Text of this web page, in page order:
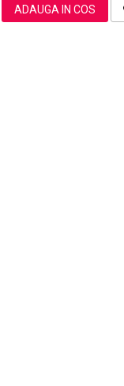
ADAUGA IN COS